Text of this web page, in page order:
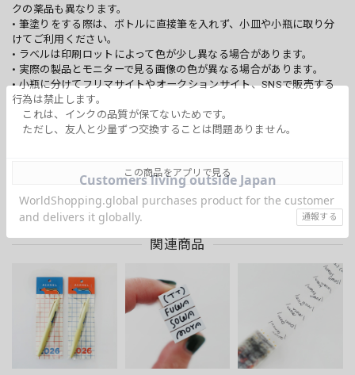
クの薬品も異なります。
• 筆塗りをする際は、ボトルに直接筆を入れず、小皿や小瓶に取り分
けてご利用ください。
• ラベルは印刷ロットによって色が少し異なる場合があります。
• 実際の製品とモニターで見る画像の色が異なる場合があります。
• 小瓶に分けてフリマサイトやオークションサイト、SNSで販売する
行為は禁止します。
これは、インクの品質が保てないためです。
ただし、友人と少量ずつ交換することは問題ありません。
この商品をアプリで見る
通報する
関連商品